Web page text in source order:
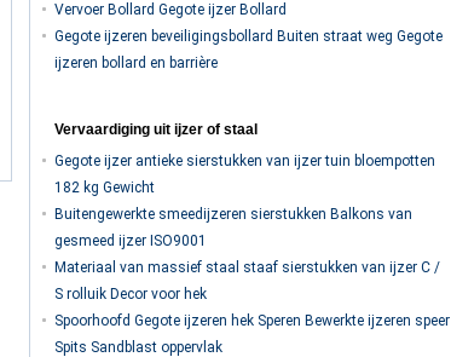
Vervoer Bollard Gegote ijzer Bollard
Gegote ijzeren beveiligingsbollard Buiten straat weg Gegote
ijzeren bollard en barrière
Vervaardiging uit ijzer of staal
Gegote ijzer antieke sierstukken van ijzer tuin bloempotten
182 kg Gewicht
Buitengewerkte smeedijzeren sierstukken Balkons van
gesmeed ijzer ISO9001
Materiaal van massief staal staaf sierstukken van ijzer C /
S rolluik Decor voor hek
Spoorhoofd Gegote ijzeren hek Speren Bewerkte ijzeren speer
Spits Sandblast oppervlak